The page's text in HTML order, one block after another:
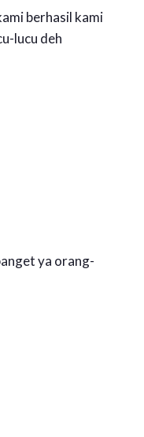
berhasil kami
lucu deh
ya orang-